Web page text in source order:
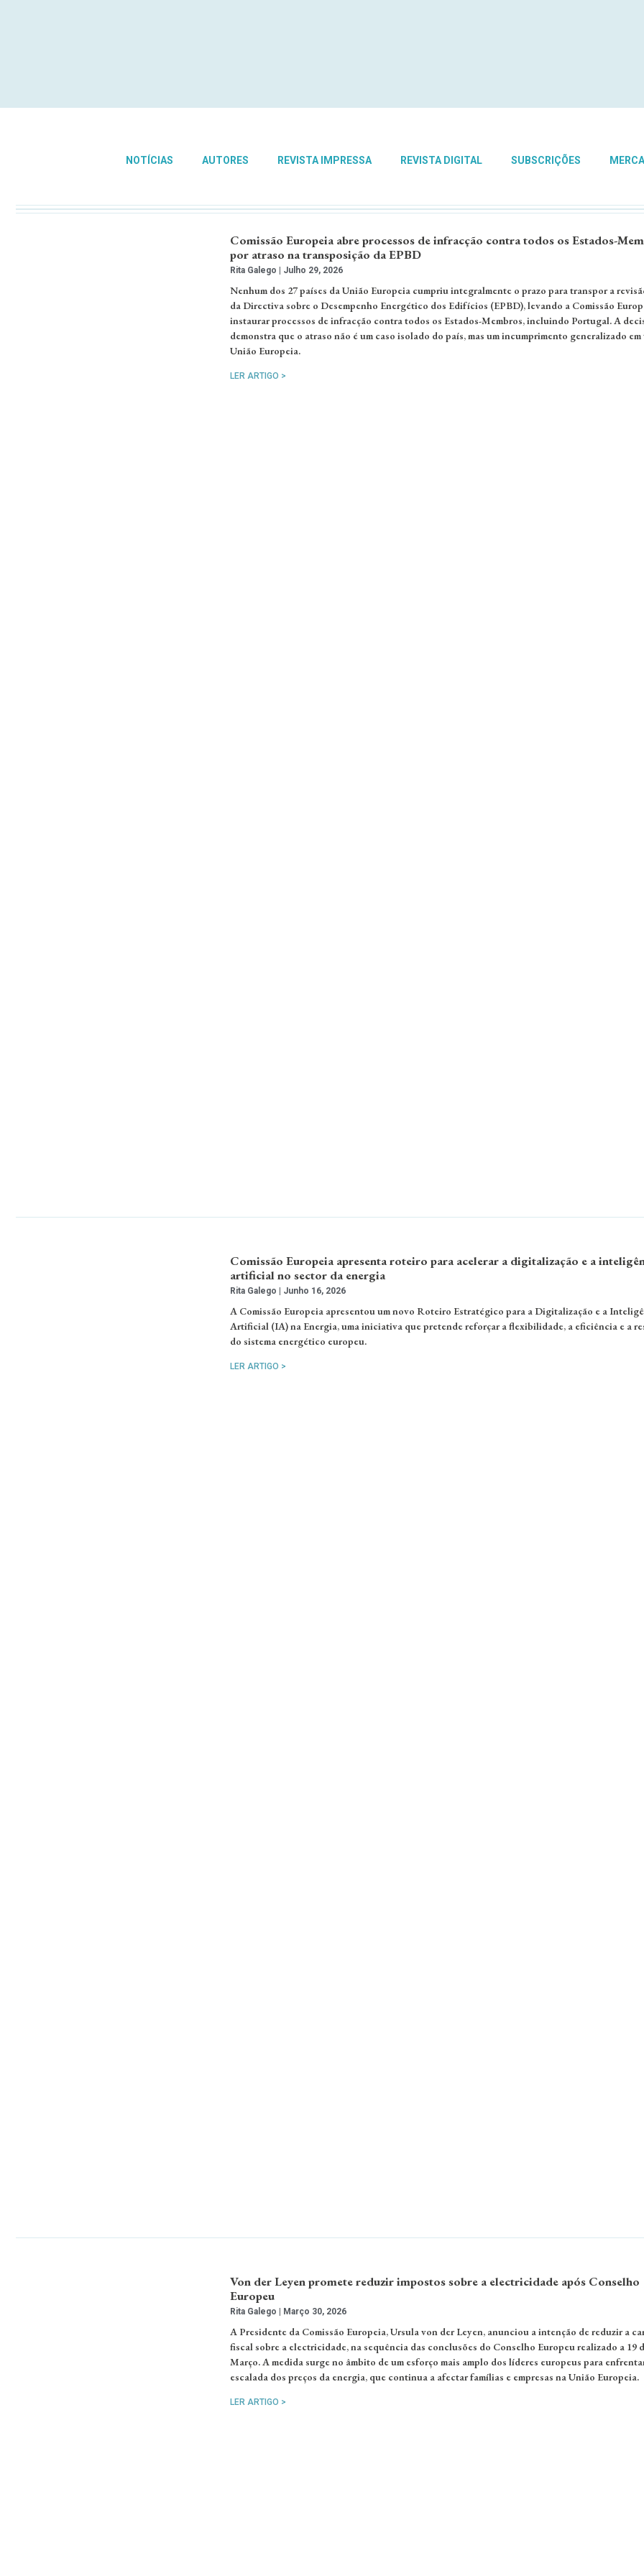
NOTÍCIAS AUTORES REVISTA IMPRESSA REVISTA DIGITAL SUBSCRIÇÕES
Comissão Europeia abre processos de infracção contra todos os Estados-
por atraso na transposição da EPBD
Rita Galego Julho 29, 2026
Nenhum dos 27 países da União Europeia cumpriu integralmente o prazo para transpor a
da Directiva sobre o Desempenho Energético dos Edifícios (EPBD), levando a Comissão
instaurar processos de infracção contra todos os Estados-Membros, incluindo Portugal. A
demonstra que o atraso não é um caso isolado do país, mas um incumprimento generalizado em
União Europeia.
LER ARTIGO >
Comissão Europeia apresenta roteiro para acelerar a digitalização e a
artificial no sector da energia
Rita Galego Junho 16, 2026
A Comissão Europeia apresentou um novo Roteiro Estratégico para a Digitalização e a
Artificial (IA) na Energia, uma iniciativa que pretende reforçar a flexibilidade, a eficiência e a
do sistema energético europeu.
LER ARTIGO >
Von der Leyen promete reduzir impostos sobre a electricidade após Conselho
Europeu
Rita Galego Março 30, 2026
A Presidente da Comissão Europeia, Ursula von der Leyen, anunciou a intenção de reduzir a
fiscal sobre a electricidade, na sequência das conclusões do Conselho Europeu realizado a 19
Março. A medida surge no âmbito de um esforço mais amplo dos líderes europeus para
escalada dos preços da energia, que continua a afectar famílias e empresas na União Europeia.
LER ARTIGO >